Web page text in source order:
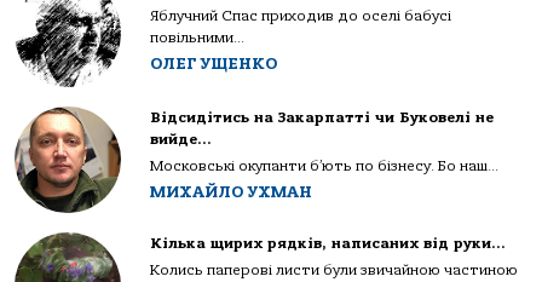
Яблучний Спас приходив до оселі бабусі
повільними...
ОЛЕГ УЩЕНКО
Відсидітись на Закарпатті чи Буковелі не
вийде…
Московські окупанти б’ють по бізнесу. Бо наш...
МИХАЙЛО УХМАН
Кілька щирих рядків, написаних від руки…
Колись паперові листи були звичайною частиною